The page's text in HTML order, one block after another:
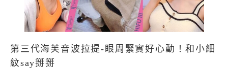
第三代海芙音波拉提-眼周緊實好心動！和小細
紋say掰掰